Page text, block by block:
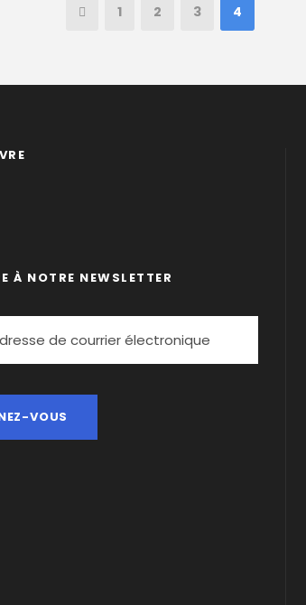
1 2 3 4
À NOTRE NEWSLETTER